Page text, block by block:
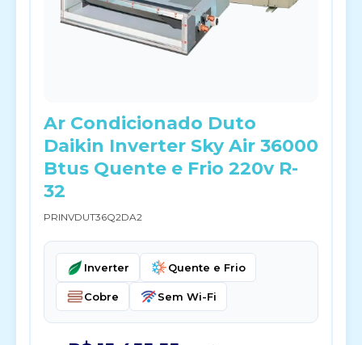
Ar Condicionado Duto
Daikin Inverter Sky Air 36000
Btus Quente e Frio 220v R-
32
PRINVDUT36Q2DA2
Inverter Quente e Frio
Cobre Sem Wi-Fi